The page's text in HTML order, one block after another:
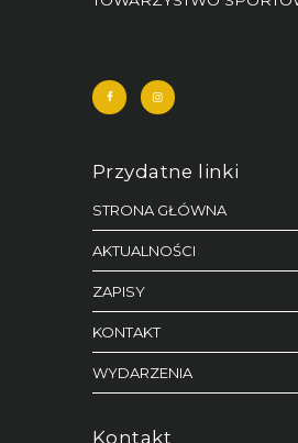
Przydatne linki
STRONA GŁÓWNA
AKTUALNOŚCI
ZAPISY
KONTAKT
WYDARZENIA
Kontakt